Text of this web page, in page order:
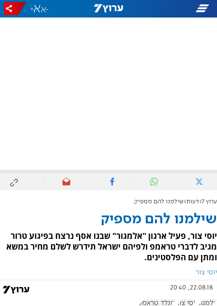
-
+
ערוץ 7 דעות שילמנו להם מספיק
שילמנו להם מספיק
יוסי צור, פעיל ארגון "אלמגור" שבנו אסף נרצח בפיגוע טרור
מגיב לדברי טראמפ ולפיהם ישראל תידרש לשלם מחיר במשא
ומתן עם הפלסטינים.
יוסי צור
22.08.18, 20:40
אלמגור יוסי צור דונלד טראמפ